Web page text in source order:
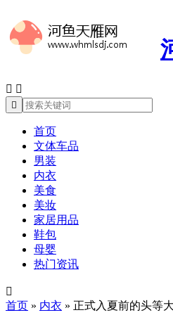
 

首页
文体车品
男装
内衣
美食
美妆
家居用品
鞋包
母婴
热门资讯

首页 » 内衣 » 正式入夏前的头等